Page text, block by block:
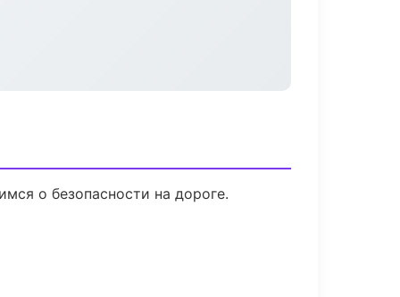
о безопасности на дороге.